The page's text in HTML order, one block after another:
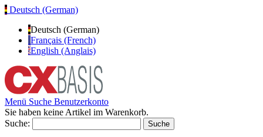
Deutsch (German)
Deutsch (German)
Français (French)
English (Anglais)
Menü Suche Benutzerkonto
Sie haben keine Artikel im Warenkorb.
Suche:
Suche